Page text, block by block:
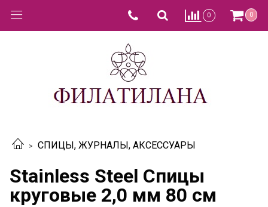
0 0
СПИЦЫ, ЖУРНАЛЫ, АКСЕССУАРЫ
Stainless Steel Спицы
круговые 2,0 мм 80 см